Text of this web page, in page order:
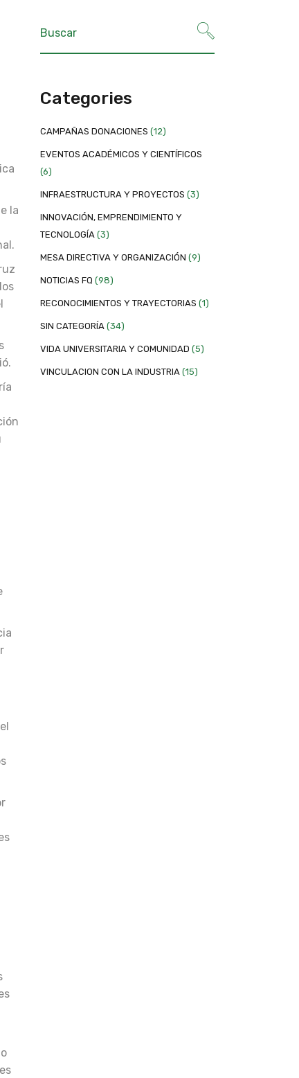
la
Categories
CAMPAÑAS DONACIONES (12)
EVENTOS ACADÉMICOS Y CIENTÍFICOS
(6)
INFRAESTRUCTURA Y PROYECTOS (3)
INNOVACIÓN, EMPRENDIMIENTO Y
TECNOLOGÍA(3)
MESA DIRECTIVA Y ORGANIZACIÓN (9)
NOTICIAS FQ (98)
RECONOCIMIENTOS Y TRAYECTORIAS (1)
SIN CATEGORÍA(34)
VIDA UNIVERSITARIA Y COMUNIDAD (5)
VINCULACION CON LA INDUSTRIA(15)